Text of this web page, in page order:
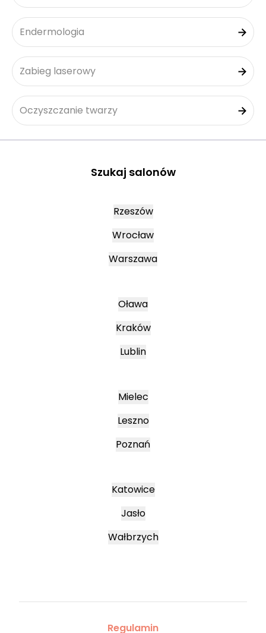
Endermologia
Zabieg laserowy
Oczyszczanie twarzy
Szukaj salonów
Rzeszów
Wrocław
Warszawa
Oława
Kraków
Lublin
Mielec
Leszno
Poznań
Katowice
Jasło
Wałbrzych
Regulamin